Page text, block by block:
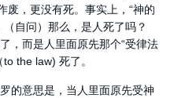
废，更没有死。事实上，“神的
自问）那么，是人死了吗？
，而是人里面原先那个“受律法
the law) 死了。
的意思是，当人里面原先受神